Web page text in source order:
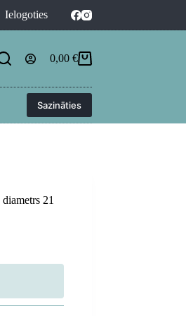
Ielogoties
Shopping
0,00 €
Sazināties
21